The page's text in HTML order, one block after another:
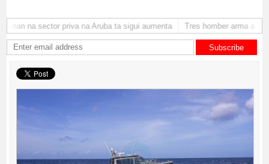
na sector priva na Aruba ta sigui aumenta Tres homber arma a
Subscribe